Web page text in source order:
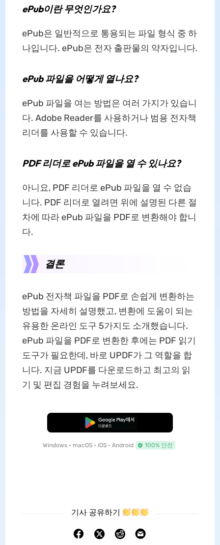
ePub이란 무엇인가요?
ePub은 일반적으로 통용되는 파일 형식 중 하
나입니다. ePub은 전자 출판물의 약자입니다.
ePub 파일을 어떻게 열나요?
ePub 파일을 여는 방법은 여러 가지가 있습니
다. Adobe Reader를 사용하거나 범용 전자책
리더를 사용할 수 있습니다.
PDF 리더로 ePub 파일을 열 수 있나요?
아니요, PDF 리더로 ePub 파일을 열 수 없습
니다. PDF 리더로 열려면 위에 설명된 다른 절
차에 따라 ePub 파일을 PDF로 변환해야 합니
다.
결론
ePub 전자책 파일을 PDF로 손쉽게 변환하는
방법을 자세히 설명했고, 변환에 도움이 되는
유용한 온라인 도구 5가지도 소개했습니다.
ePub 파일을 PDF로 변환한 후에는 PDF 읽기
도구가 필요한데, 바로 UPDF가 그 역할을 합
니다. 지금 UPDF를 다운로드하고 최고의 읽
기 및 편집 경험을 누려보세요.
무료로 다운로드
Windows • macOS • iOS • Android 100% 안전
기사 공유하기